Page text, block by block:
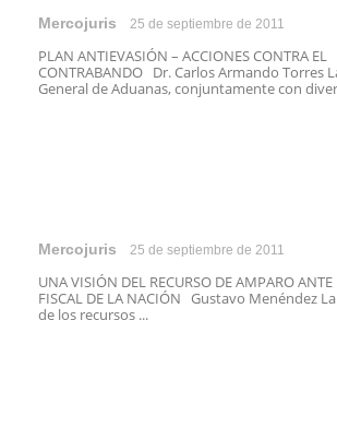
Mercojuris 25 de septiembre de 2011
PLAN ANTIEVASIÓN – ACCIONES CONTRA EL
CONTRABANDO Dr. Carlos Armando Torres
General de Aduanas, conjuntamente con
Mercojuris 25 de septiembre de 2011
UNA VISIÓN DEL RECURSO DE AMPARO
FISCAL DE LA NACIÓN Gustavo Menéndez
de los recursos ...